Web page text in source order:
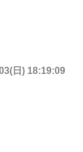
日) 18:19:09